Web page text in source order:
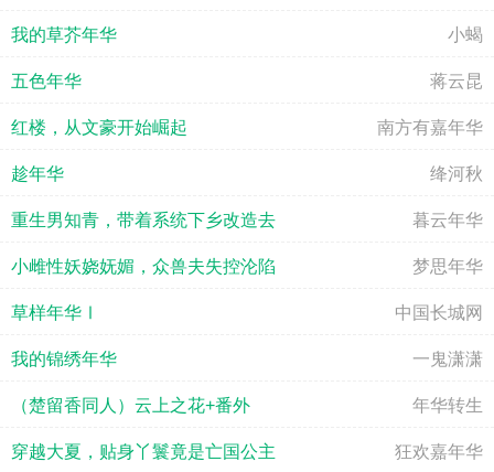
我的草芥年华 小蝎
五色年华 蒋云昆
红楼，从文豪开始崛起 南方有嘉年华
趁年华 绛河秋
重生男知青，带着系统下乡改造去 暮云年华
小雌性妖娆妩媚，众兽夫失控沦陷 梦思年华
草样年华Ⅰ 中国长城网
我的锦绣年华 一鬼潇潇
（楚留香同人）云上之花+番外 年华转生
穿越大夏，贴身丫鬟竟是亡国公主 狂欢嘉年华